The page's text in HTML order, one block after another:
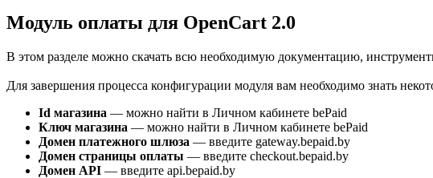
Модуль оплаты для OpenCart 2.0
В этом разделе можно скачать всю необходимую документацию,
Для завершения процесса конфигурации модуля вам необходимо знать
Id магазина — можно найти в Личном кабинете bePaid
Ключ магазина — можно найти в Личном кабинете bePaid
Домен платежного шлюза — введите gateway.bepaid.by
Домен страницы оплаты — введите checkout.bepaid.by
Домен API — введите api.bepaid.by